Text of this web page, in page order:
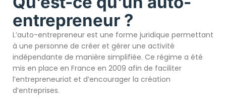
entrepreneur ?
L’auto-entrepreneur est une forme juridique permettant
à une personne de créer et gérer une activité
indépendante de manière simplifiée. Ce régime a été
mis en place en France en 2009 afin de faciliter
l’entrepreneuriat et d’encourager la création
d’entreprises.